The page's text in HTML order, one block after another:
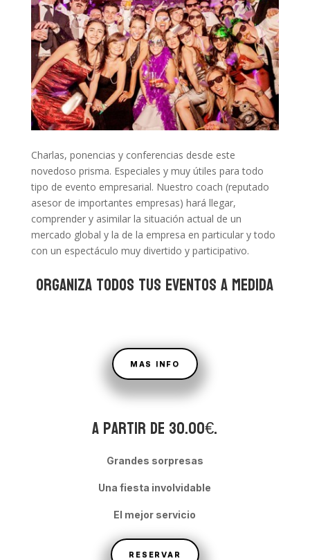
Charlas, ponencias y conferencias desde este
novedoso prisma. Especiales y muy útiles para todo
tipo de evento empresarial. Nuestro coach (reputado
asesor de importantes empresas) hará llegar,
comprender y asimilar la situación actual de un
mercado global y la de la empresa en particular y todo
con un espectáculo muy divertido y participativo.
ORGANIZA TODOS TUS EVENTOS A MEDIDA
MAS INFO
A partir de 30.00€.
Grandes sorpresas
Una fiesta involvidable
El mejor servicio
RESERVAR